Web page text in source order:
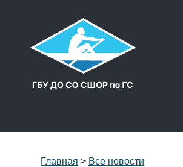
Главная > Все новости